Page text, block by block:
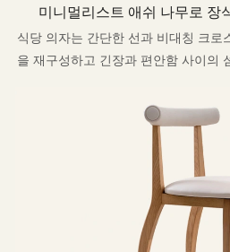
미니멀리스트 애쉬 나무로 장
식당 의자는 간단한 선과 비대칭 크로
을 재구성하고 긴장과 편안함 사이의